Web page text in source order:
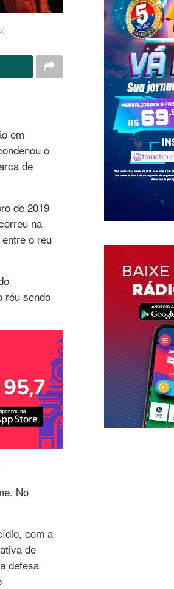
em
o
de
de 2019
na
o réu
réu sendo
No
com a
de
defesa